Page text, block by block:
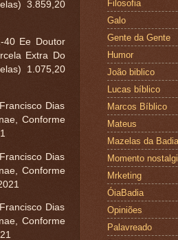
3.859,20
40 Ee Doutor
Extra Do
1.075,20
Dias
Conforme
Dias
Conforme
Dias
Conforme
Filosofia
Galo
Gente da Gente
Humor
João biblico
Lucas bíblico
Marcos Bíblico
Mateus
Mazelas da Badia
Momento
Mrketing
ÓiaBadia
Opiniões
Palavreado